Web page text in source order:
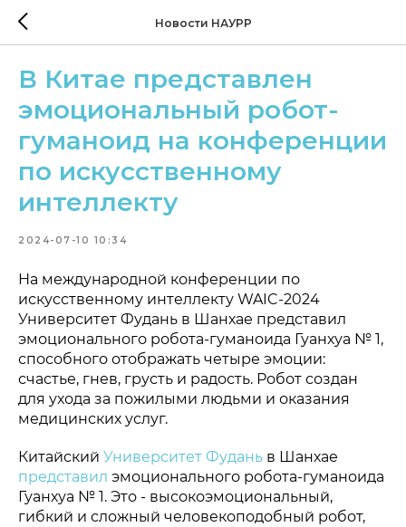
Новости НАУРР
В Китае представлен
эмоциональный робот-
гуманоид на конференции
по искусственному
интеллекту
2024-07-10 10:34
На международной конференции по
искусственному интеллекту WAIC-2024
Университет Фудань в Шанхае представил
эмоционального робота-гуманоида Гуанхуа № 1,
способного отображать четыре эмоции:
счастье, гнев, грусть и радость. Робот создан
для ухода за пожилыми людьми и оказания
медицинских услуг.
Китайский Университет Фудань в Шанхае
представил эмоционального робота-гуманоида
Гуанхуа № 1. Это - высокоэмоциональный,
гибкий и сложный человекоподобный робот,